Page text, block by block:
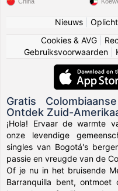
Nieuws|
Cookies & AVG
Gebruiksvoorwaarden
Gratis
Ontdek Zuid-
¡Hola! Ervaar de warmte
onze levendige
singles van Bogotá's
passie en vreugde van de
Of je nu in het bruisende
Barranquilla bent, ontmoet